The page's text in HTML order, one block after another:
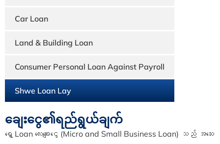
Car Loan
Land & Building Loan
Consumer Personal Loan Against Payroll
Shwe Loan Lay
ချေးငွေ၏ရည်ရွယ်ချက်
ရွှေ Loan လေးချေးငွေ (Micro and Small Business Loan) သည် အသေး